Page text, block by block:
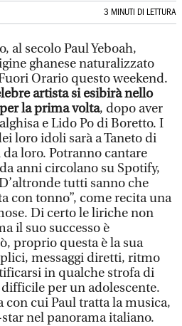
3 MINUTI DI LETTURA
al secolo Paul Yeboah,
ghanese naturalizzato
Orario questo weekend.
artista si esibirà nello
la prima volta, dopo aver
e Lido Po di Boretto. I
loro idoli sarà a Taneto di
loro. Potranno cantare
anni circolano su Spotify,
tutti sanno che
con tonno”, come recita una
Di certo le liriche non
il suo successo è
proprio questa è la sua
messaggi diretti, ritmo
in qualche strofa di
per un adolescente.
con cui Paul tratta la musica,
nel panorama italiano.